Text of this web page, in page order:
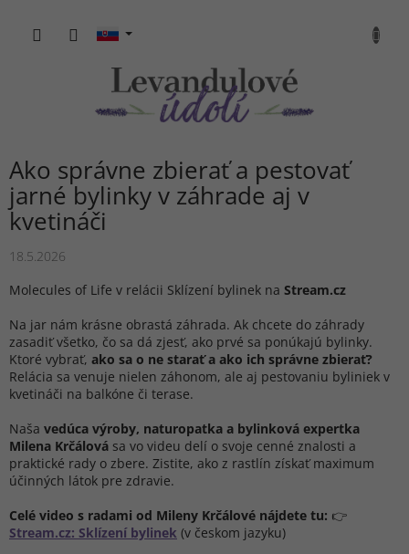
obsah
KOŠÍK
Ako správne zbierať a pestovať
jarné bylinky v záhrade aj v
kvetináči
18.5.2026
Molecules of Life v relácii Sklízení bylinek na Stream.cz
Na jar nám krásne obrastá záhrada. Ak chcete do záhrady
zasadiť všetko, čo sa dá zjesť, ako prvé sa ponúkajú bylinky.
Ktoré vybrať, ako sa o ne starať a ako ich správne zbierať?
Relácia sa venuje nielen záhonom, ale aj pestovaniu byliniek v
kvetináči na balkóne či terase.
Naša vedúca výroby, naturopatka a bylinková expertka
Milena Krčálová sa vo videu delí o svoje cenné znalosti a
praktické rady o zbere. Zistite, ako z rastlín získať maximum
účinných látok pre zdravie.
Celé video s radami od Mileny Krčálové nájdete tu: 👉
Stream.cz: Sklízení bylinek (v českom jazyku)